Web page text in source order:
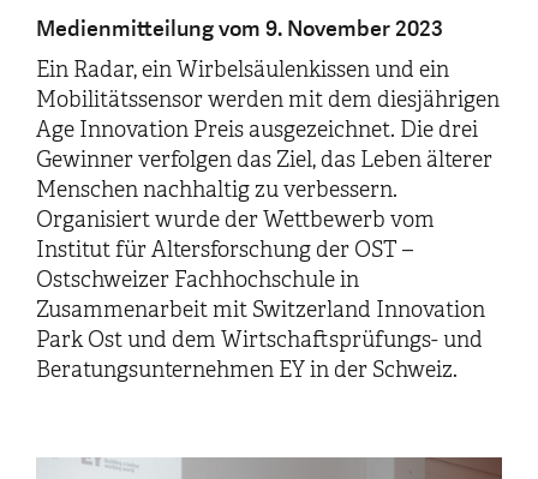
Medienmitteilung vom 9. November 2023
Ein Radar, ein Wirbelsäulenkissen und ein
Mobilitätssensor werden mit dem diesjährigen
Age Innovation Preis ausgezeichnet. Die drei
Gewinner verfolgen das Ziel, das Leben älterer
Menschen nachhaltig zu verbessern.
Organisiert wurde der Wettbewerb vom
Institut für Altersforschung der OST –
Ostschweizer Fachhochschule in
Zusammenarbeit mit Switzerland Innovation
Park Ost und dem Wirtschaftsprüfungs- und
Beratungsunternehmen EY in der Schweiz.